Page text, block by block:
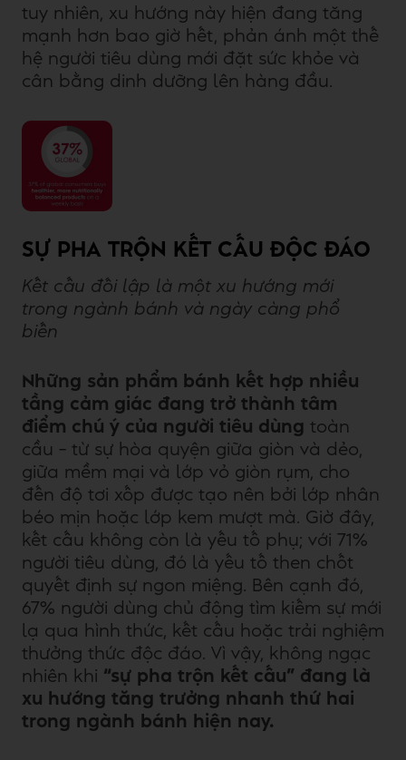
tuy nhiên, xu hướng này hiện đang tăng
mạnh hơn bao giờ hết, phản ánh một thế
hệ người tiêu dùng mới đặt sức khỏe và
cân bằng dinh dưỡng lên hàng đầu.
SỰ PHA TRỘN KẾT CẤU ĐỘC ĐÁO
Kết cấu đối lập là một xu hướng mới
trong ngành bánh và ngày càng phổ
biến
Những sản phẩm bánh kết hợp nhiều
tầng cảm giác đang trở thành tâm
điểm chú ý của người tiêu dùng toàn
cầu – từ sự hòa quyện giữa giòn và dẻo,
giữa mềm mại và lớp vỏ giòn rụm, cho
đến độ tơi xốp được tạo nên bởi lớp nhân
béo mịn hoặc lớp kem mượt mà. Giờ đây,
kết cấu không còn là yếu tố phụ; với 71%
người tiêu dùng, đó là yếu tố then chốt
quyết định sự ngon miệng. Bên cạnh đó,
67% người dùng chủ động tìm kiếm sự mới
lạ qua hình thức, kết cấu hoặc trải nghiệm
thưởng thức độc đáo. Vì vậy, không ngạc
nhiên khi “sự pha trộn kết cấu” đang là
xu hướng tăng trưởng nhanh thứ hai
trong ngành bánh hiện nay.